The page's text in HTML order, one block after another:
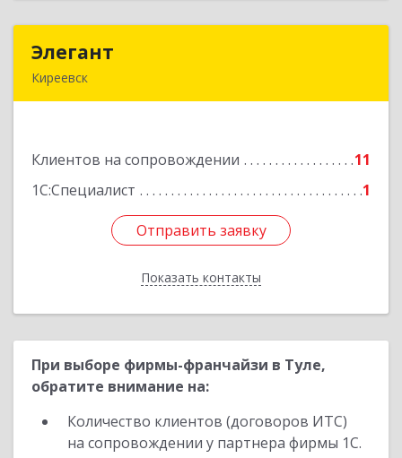
Элегант
Киреевск
Клиентов на сопровождении
11
1С:Специалист
1
Отправить заявку
Показать контакты
Подробнее
Отправить заявку
Назад
При выборе фирмы-франчайзи в Туле,
обратите внимание на:
Количество клиентов (договоров ИТС)
на сопровождении у партнера фирмы 1С.